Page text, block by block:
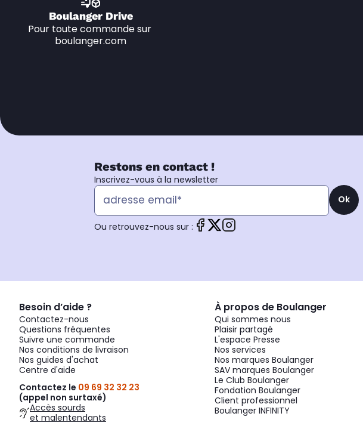
Boulanger Drive
Pour toute commande sur
boulanger.com
Restons en contact !
Inscrivez-vous à la newsletter
Ok
Ou retrouvez-nous sur :
Besoin d’aide ?
Contactez-nous
Questions fréquentes
Suivre une commande
Nos conditions de livraison
Nos guides d'achat
Centre d'aide
Contactez le 09 69 32 32 23
(appel non surtaxé)
Accès sourds
et malentendants
À propos de Boulanger
Qui sommes nous
Plaisir partagé
L'espace Presse
Nos services
Nos marques Boulanger
SAV marques Boulanger
Le Club Boulanger
Fondation Boulanger
Client professionnel
Boulanger INFINITY